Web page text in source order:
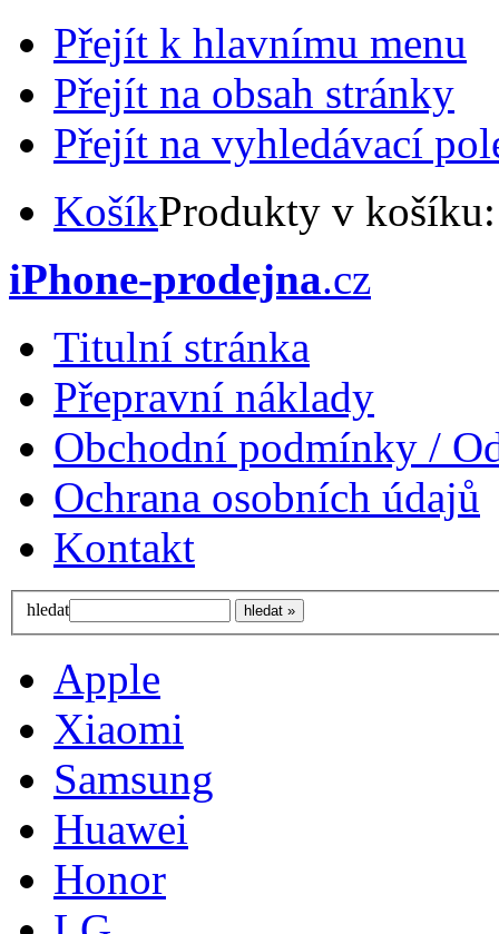
Přejít k hlavnímu menu
Přejít na obsah stránky
Přejít na vyhledávací
KošíkProdukty v
iPhone-prodejna.cz
Titulní stránka
Přepravní náklady
Obchodní podmínky /
Ochrana osobních údajů
Kontakt
hledat
Apple
Xiaomi
Samsung
Huawei
Honor